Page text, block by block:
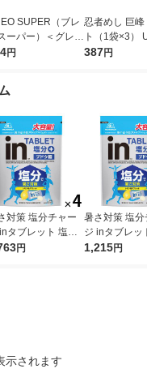
SUPER（ブレ
ーパー）＜グレー
ント＞ 1袋 江崎
円
忍者めし 巨峰
ト（1袋×3）
覚糖 グミ
387円
対策 塩分チャー
タブレット 塩分
ス 500g 1セット
円
暑さ対策 塩分
ジ inタブレッ
プラス 500g
1,215円
示されます